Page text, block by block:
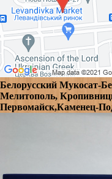
Белорусский Мукосат-
Мелитополь,
Первомайск,Каменец-